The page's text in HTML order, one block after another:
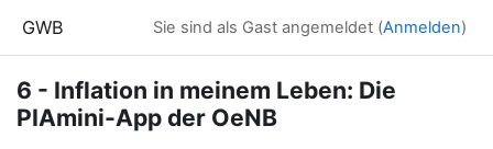
GWB Sie sind als Gast angemeldet (Anmelden)
6 - Inflation in meinem Leben: Die
PIAmini-App der OeNB